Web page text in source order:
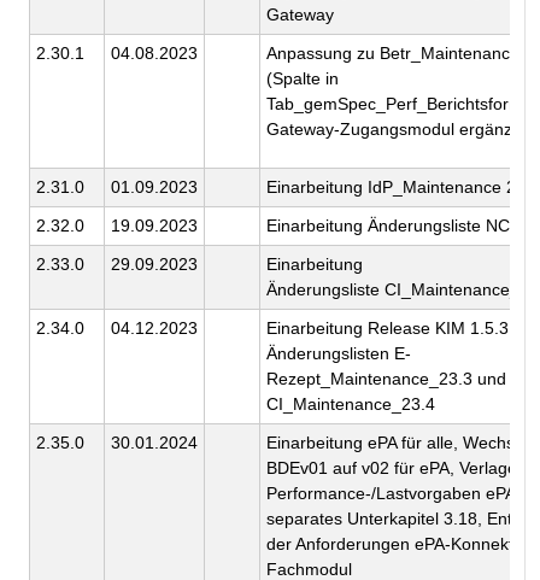
Gateway
2.30.1
04.08.2023
Anpassung zu
(Spalte in
Gateway-Zugangsmodul ergänzt)
2.31.0 01.09.2023
Einarbeitung IdP_Maintenance
2.32.0
19.09.2023
Einarbeitung Änderungsliste
2.33.0
29.09.2023
Einarbeitung
Änderungsliste
2.34.0
04.12.2023
Einarbeitung Release KIM 1.5.3
Änderungslisten E-
Rezept_Maintenance_23.3 und
CI_Maintenance_23.4
2.35.0
30.01.2024
Einarbeitung ePA für alle, Wechsel
BDEv01 auf v02 für ePA,
Performance-/Lastvorgaben ePA in
separates Unterkapitel 3.18,
der Anforderungen ePA-Konnektor-
Fachmodul